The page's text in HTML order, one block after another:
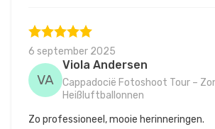
6 september 2025
VA
Viola Andersen
Cappadocië Fotoshoot Tour –
Heißluftballonnen
Zo professioneel, mooie herinneringen.